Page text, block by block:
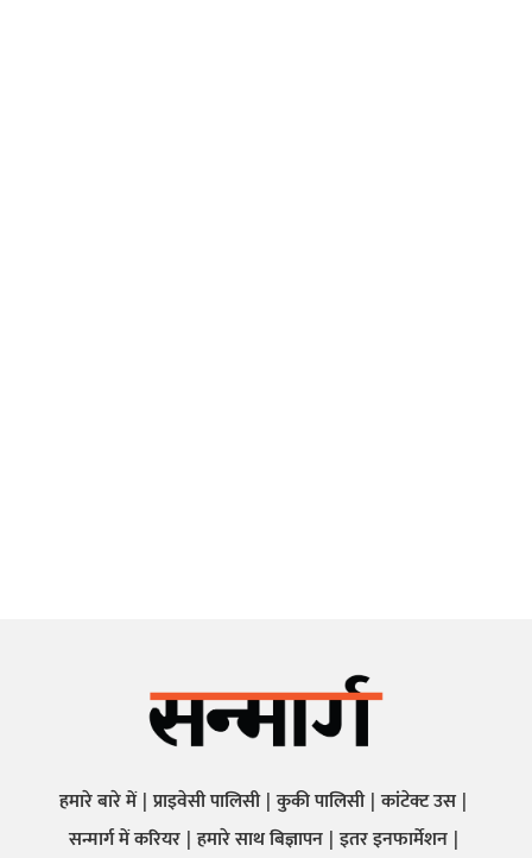
हमारे बारे में प्राइवेसी पालिसी कुकी पालिसी कांटेक्ट उस
सन्मार्ग में करियर हमारे साथ बिज्ञापन इतर इनफार्मेशन